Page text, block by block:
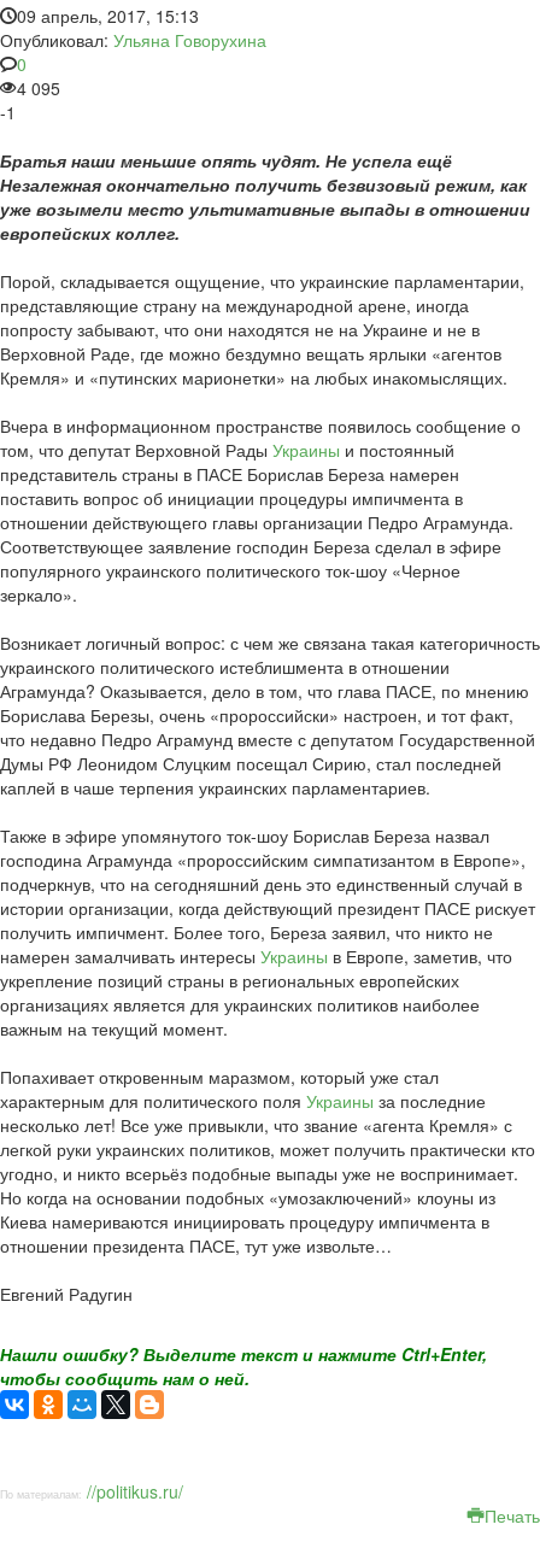
09 апрель, 2017, 15:13
Опубликовал: Ульяна Говорухина
0
4 095
-1
Братья наши меньшие опять чудят. Не успела ещё
Незалежная окончательно получить безвизовый режим, как
уже возымели место ультимативные выпады в отношении
европейских коллег.
Порой, складывается ощущение, что украинские парламентарии,
представляющие страну на международной арене, иногда
попросту забывают, что они находятся не на Украине и не в
Верховной Раде, где можно бездумно вещать ярлыки «агентов
Кремля» и «путинских марионетки» на любых инакомыслящих.
Вчера в информационном пространстве появилось сообщение о
том, что депутат Верховной Рады Украины и постоянный
представитель страны в ПАСЕ Борислав Береза намерен
поставить вопрос об инициации процедуры импичмента в
отношении действующего главы организации Педро Аграмунда.
Соответствующее заявление господин Береза сделал в эфире
популярного украинского политического ток-шоу «Черное
зеркало».
Возникает логичный вопрос: с чем же связана такая категоричность
украинского политического истеблишмента в отношении
Аграмунда? Оказывается, дело в том, что глава ПАСЕ, по мнению
Борислава Березы, очень «пророссийски» настроен, и тот факт,
что недавно Педро Аграмунд вместе с депутатом Государственной
Думы РФ Леонидом Слуцким посещал Сирию, стал последней
каплей в чаше терпения украинских парламентариев.
Также в эфире упомянутого ток-шоу Борислав Береза назвал
господина Аграмунда «пророссийским симпатизантом в Европе»,
подчеркнув, что на сегодняшний день это единственный случай в
истории организации, когда действующий президент ПАСЕ рискует
получить импичмент. Более того, Береза заявил, что никто не
намерен замалчивать интересы Украины в Европе, заметив, что
укрепление позиций страны в региональных европейских
организациях является для украинских политиков наиболее
важным на текущий момент.
Попахивает откровенным маразмом, который уже стал
характерным для политического поля Украины за последние
несколько лет! Все уже привыкли, что звание «агента Кремля» с
легкой руки украинских политиков, может получить практически кто
угодно, и никто всерьёз подобные выпады уже не воспринимает.
Но когда на основании подобных «умозаключений» клоуны из
Киева намериваются инициировать процедуру импичмента в
отношении президента ПАСЕ, тут уже извольте…
Евгений Радугин
Нашли ошибку? Выделите текст и нажмите Ctrl+Enter,
чтобы сообщить нам о ней.
По материалам: //politikus.ru/
Печать